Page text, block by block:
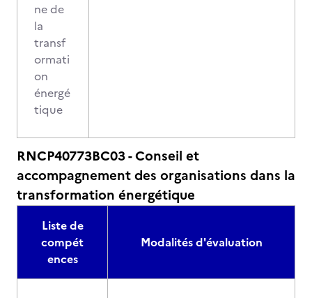
ne de
la
transf
ormati
on
énergé
tique
RNCP40773BC03 - Conseil et
accompagnement des organisations dans la
transformation énergétique
Liste de
compét
ences
Modalités d'évaluation